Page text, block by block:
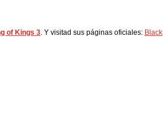
of Kings 3. Y visitad sus páginas oficiales: Black